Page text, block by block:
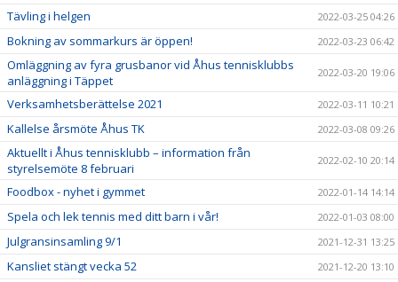
Tävling i helgen 2022-03-25 04:26
Bokning av sommarkurs är öppen! 2022-03-23 06:42
Omläggning av fyra grusbanor vid Åhus tennisklubbs
anläggning i Täppet
2022-03-20 19:06
Verksamhetsberättelse 2021 2022-03-11 10:21
Kallelse årsmöte Åhus TK 2022-03-08 09:26
Aktuellt i Åhus tennisklubb – information från
styrelsemöte 8 februari
2022-02-10 20:14
Foodbox - nyhet i gymmet 2022-01-14 14:14
Spela och lek tennis med ditt barn i vår! 2022-01-03 08:00
Julgransinsamling 9/1 2021-12-31 13:25
Kansliet stängt vecka 52 2021-12-20 13:10